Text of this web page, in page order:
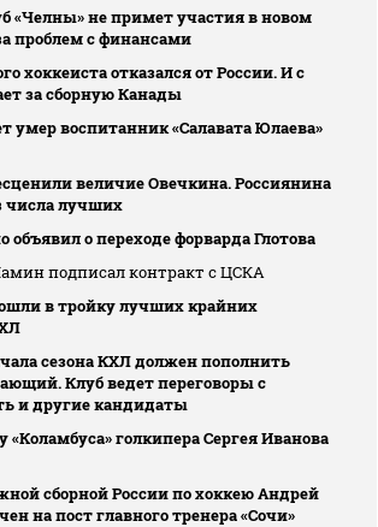
«Челны» не примет участия в новом
проблем с финансами
хоккеиста отказался от России. И с
за сборную Канады
умер воспитанник «Салавата Юлаева»
величие Овечкина. Россиянина
числа лучших
объявил о переходе форварда Глотова
подписал контракт с ЦСКА
в тройку лучших крайних
сезона КХЛ должен пополнить
Клуб ведет переговоры с
и другие кандидаты
«Коламбуса» голкипера Сергея Иванова
сборной России по хоккею Андрей
на пост главного тренера «Сочи»